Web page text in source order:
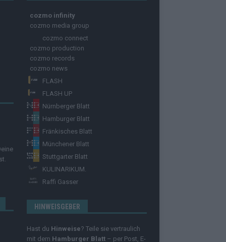
cozmo infinity
cozmo media group
cozmo connect
cozmo production
cozmo records
cozmo news
FLASH
FLASH UP
Nürnberger Blatt
Hamburger Blatt
Fränkisches Blatt
Münchener Blatt
Stuttgarter Blatt
KULINARIKUM.
Raffi Gasser
HINWEISGEBER
Hast du Hinweise? Teile sie vertraulich
mit dem Hamburger Blatt – per Post, E-